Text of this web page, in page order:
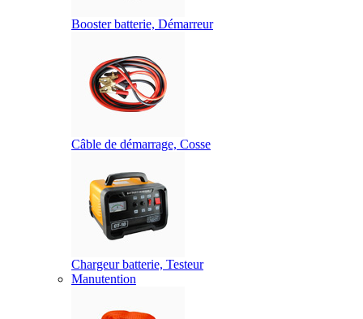
Booster batterie, Démarreur
Câble de démarrage, Cosse
Chargeur batterie, Testeur
Manutention